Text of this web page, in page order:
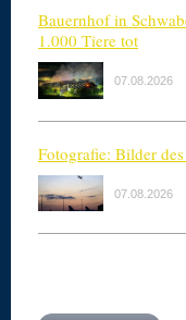
Bauernhof in
1.000 Tiere tot
07.08.2026
Fotografie: Bilder des
07.08.2026